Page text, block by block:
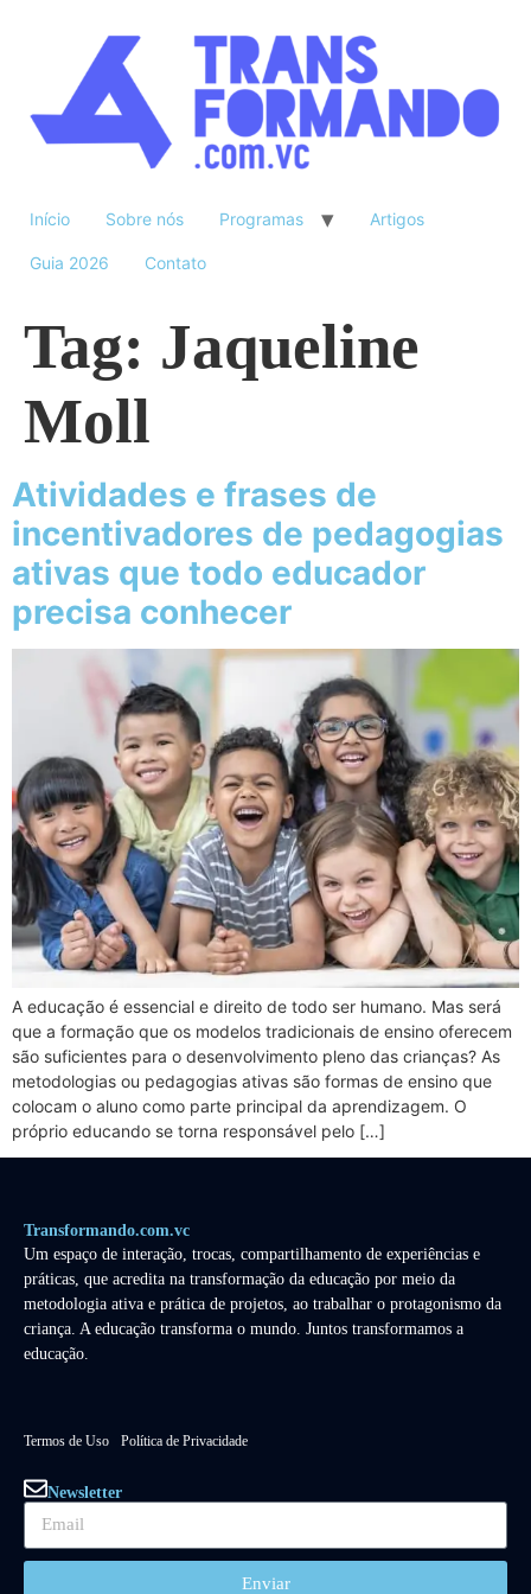
Início Sobre nós Programas Artigos
Guia 2026 Contato
Tag: Jaqueline
Moll
Atividades e frases de
incentivadores de pedagogias
ativas que todo educador
precisa conhecer
A educação é essencial e direito de todo ser humano. Mas será
que a formação que os modelos tradicionais de ensino oferecem
são suficientes para o desenvolvimento pleno das crianças? As
metodologias ou pedagogias ativas são formas de ensino que
colocam o aluno como parte principal da aprendizagem. O
próprio educando se torna responsável pelo […]
Transformando.com.vc
Um espaço de interação, trocas, compartilhamento de experiências e
práticas, que acredita na transformação da educação por meio da
metodologia ativa e prática de projetos, ao trabalhar o protagonismo da
criança. A educação transforma o mundo. Juntos transformamos a
educação.
Termos de Uso Política de Privacidade
Newsletter
Enviar